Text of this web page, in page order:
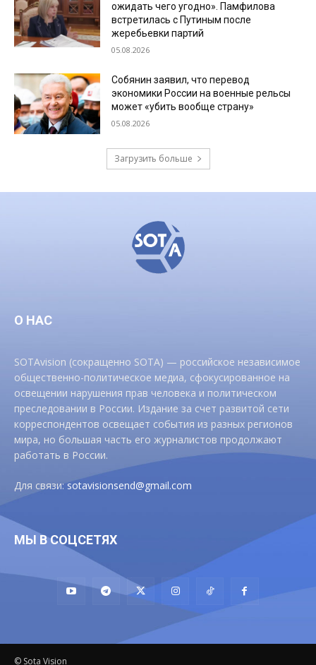
ожидать чего угодно». Памфилова
встретилась с Путиным после
жеребьевки партий
05.08.2026
Собянин заявил, что перевод
экономики России на военные рельсы
может «убить вообще страну»
05.08.2026
Загрузить больше
О НАС
SOTAvision (сокращенно SOTA) — российское независимое
общественно-политическое медиа, сфокусированное на
освещении нарушения прав человека и политическом
преследовании в России. Издание за счет развитой сети
корреспондентов освещает события из разных регионов
мира, но большая часть его журналистов продолжают
работать в России.
Для связи:sotavisionsend@gmail.com
МЫ В СОЦСЕТЯХ
© Sota Vision